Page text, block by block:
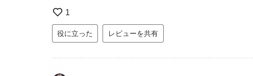
1
役に立った レビューを共有